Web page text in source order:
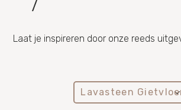
Laat je inspireren door onze reeds
Lavasteen